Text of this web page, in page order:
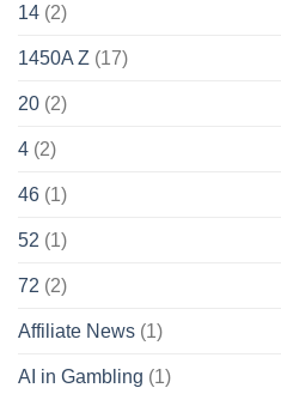
14 (2)
1450A Z (17)
20 (2)
4 (2)
46 (1)
52 (1)
72 (2)
Affiliate News (1)
AI in Gambling (1)